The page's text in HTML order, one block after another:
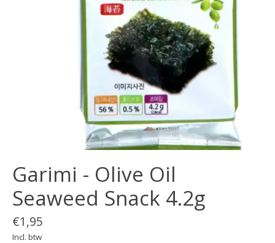
Garimi - Olive Oil
Seaweed Snack 4.2g
€1,95
Incl. btw